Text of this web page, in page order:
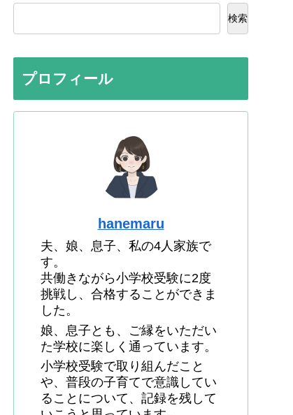
検索
プロフィール
hanemaru
夫、娘、息子、私の4人家族で
す。
共働きながら小学校受験に2度
挑戦し、合格することができま
した。
娘、息子とも、ご縁をいただい
た学校に楽しく通っています。
小学校受験で取り組んだこと
や、普段の子育てで意識してい
ることについて、記録を残して